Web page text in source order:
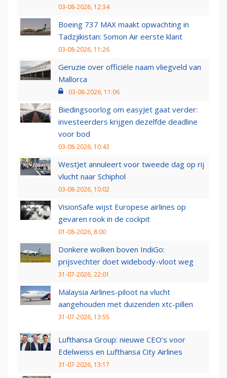
03-08-2026, 12:34
Boeing 737 MAX maakt opwachting in
Tadzjikistan: Somon Air eerste klant
03-08-2026, 11:26
Geruzie over officiële naam vliegveld van
Mallorca
03-08-2026, 11:06
Biedingsoorlog om easyJet gaat verder:
investeerders krijgen dezelfde deadline
voor bod
03-08-2026, 10:43
WestJet annuleert voor tweede dag op rij
vlucht naar Schiphol
03-08-2026, 10:02
VisionSafe wijst Europese airlines op
gevaren rook in de cockpit
01-08-2026, 8:00
Donkere wolken boven IndiGo:
prijsvechter doet widebody-vloot weg
31-07-2026, 22:01
Malaysia Airlines-piloot na vlucht
aangehouden met duizenden xtc-pillen
31-07-2026, 13:55
Lufthansa Group: nieuwe CEO’s voor
Edelweiss en Lufthansa City Airlines
31-07-2026, 13:17